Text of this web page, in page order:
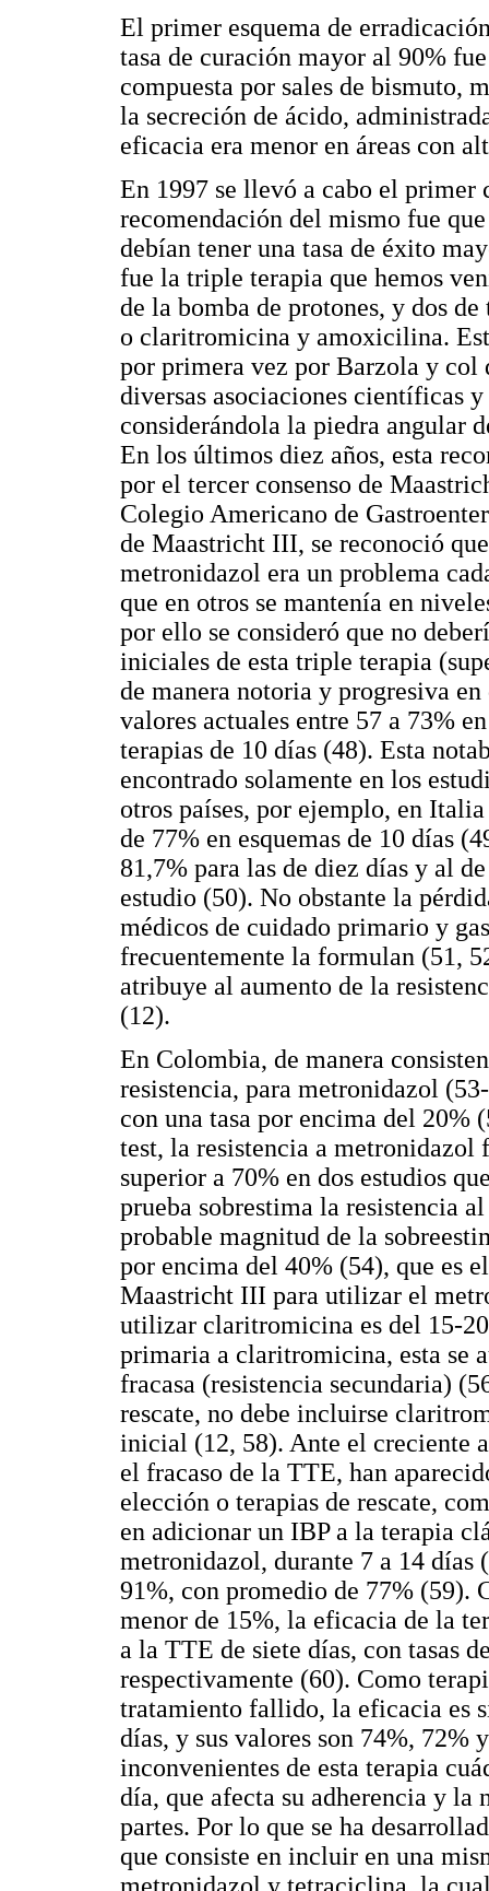
El primer esquema de
tasa de curación mayor al 90%
compuesta por sales de bismuto,
la secreción de ácido,
eficacia era menor en áreas con
En 1997 se llevó a cabo el primer
recomendación del mismo fue
debían tener una tasa de éxito
fue la triple terapia que hemos
de la bomba de protones, y dos
o claritromicina y amoxicilina.
por primera vez por Barzola y
diversas asociaciones científicas
considerándola la piedra angular
En los últimos diez años, esta
por el tercer consenso de
Colegio Americano de
de Maastricht III, se reconoció
metronidazol era un problema
que en otros se mantenía en
por ello se consideró que no
iniciales de esta triple terapia
de manera notoria y progresiva
valores actuales entre 57 a 73%
terapias de 10 días (48). Esta
encontrado solamente en los
otros países, por ejemplo, en
de 77% en esquemas de 10 días
81,7% para las de diez días y al
estudio (50). No obstante la
médicos de cuidado primario y
frecuentemente la formulan (51,
atribuye al aumento de la
(12).
En Colombia, de manera
resistencia, para metronidazol
con una tasa por encima del 20%
test, la resistencia a metronidazol
superior a 70% en dos estudios
prueba sobrestima la resistencia
probable magnitud de la
por encima del 40% (54), que es
Maastricht III para utilizar el
utilizar claritromicina es del 15-
primaria a claritromicina, esta se
fracasa (resistencia secundaria)
rescate, no debe incluirse
inicial (12, 58). Ante el creciente
el fracaso de la TTE, han
elección o terapias de rescate,
en adicionar un IBP a la terapia
metronidazol, durante 7 a 14 días
91%, con promedio de 77% (59).
menor de 15%, la eficacia de la
a la TTE de siete días, con tasas
respectivamente (60). Como
tratamiento fallido, la eficacia es
días, y sus valores son 74%, 72%
inconvenientes de esta terapia
día, que afecta su adherencia y
partes. Por lo que se ha
que consiste en incluir en una
metronidazol y tetraciclina, la